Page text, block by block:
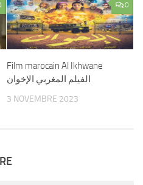
0
Film marocain Al Ikhwane
الفيلم المغربي الإخوان
3 NOVEMBRE 2023